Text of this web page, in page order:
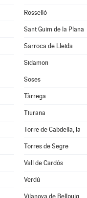
Rosselló
Sant Guim de la Plana
Sarroca de Lleida
Sidamon
Soses
Tàrrega
Tiurana
Torre de Cabdella, la
Torres de Segre
Vall de Cardós
Verdú
Vilanova de Bellpuig